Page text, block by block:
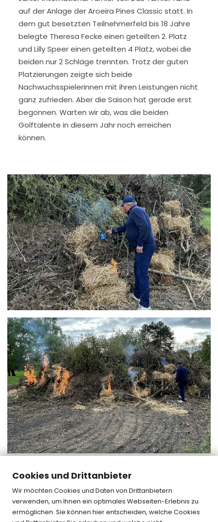
Cookies und Drittanbieter
Wir möchten Cookies und Daten von Drittanbietern
verwenden, um Ihnen ein optimales Webseiten-Erlebnis zu
ermöglichen. Sie können hier entscheiden, welche Cookies
auf der Anlage der Aroeira Pines Classic statt. In
dem gut besetzten Teilnehmerfeld bis 18 Jahre
belegte Theresa Fecke einen geteilten 2. Platz
und Lilly Speer einen geteilten 4 Platz, wobei die
beiden nur 2 Schläge trennten. Trotz der guten
Platzierungen zeigte sich beide
Nachwuchsspielerinnen mit ihren Leistungen nicht
ganz zufrieden. Aber die Saison hat gerade erst
begonnen. Warten wir ab, was die beiden
Golftalente in diesem Jahr noch erreichen
können.